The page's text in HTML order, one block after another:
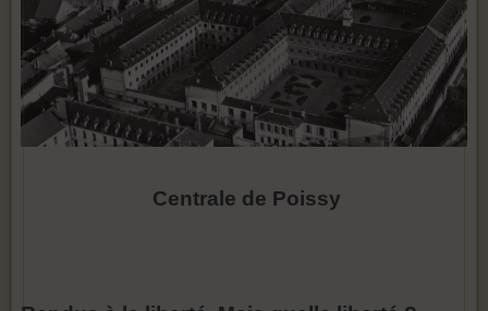
Centrale de Poissy